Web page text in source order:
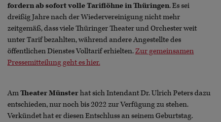
fordern ab sofort volle Tariflöhne in Thüringen. Es sei
dreißig Jahre nach der Wiedervereinigung nicht mehr
zeitgemäß, dass viele Thüringer Theater und Orchester weit
unter Tarif bezahlten, während andere Angestellte des
öffentlichen Dienstes Volltarif erhielten.Zur gemeinsamen
Pressemitteilung geht es hier.
AmTheater Münsterhat sich Intendant Dr. Ulrich Peters dazu
entschieden, nur noch bis 2022 zur Verfügung zu stehen.
Verkündet hat er diesen Entschluss an seinem Geburtstag.